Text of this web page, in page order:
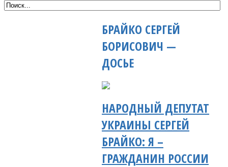
БРАЙКО СЕРГЕЙ
БОРИСОВИЧ —
ДОСЬЕ
НАРОДНЫЙ ДЕПУТАТ
УКРАИНЫ СЕРГЕЙ
БРАЙКО: Я –
ГРАЖДАНИН РОССИИ